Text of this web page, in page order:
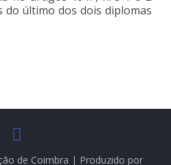
do último dos dois diplomas
de Coimbra | Produzido por